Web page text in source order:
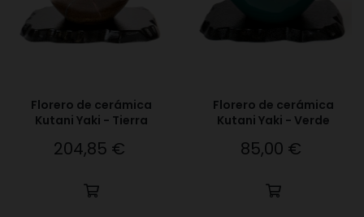
Florero de cerámica
Kutani Yaki - Tierra
Precio
204,85 €
Florero de cerámica
Kutani Yaki - Verde
Precio
85,00 €